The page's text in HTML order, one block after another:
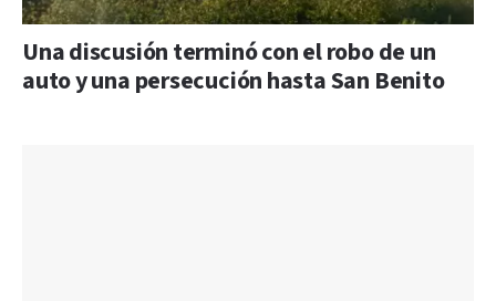
Una discusión terminó con el robo de un
auto y una persecución hasta San Benito